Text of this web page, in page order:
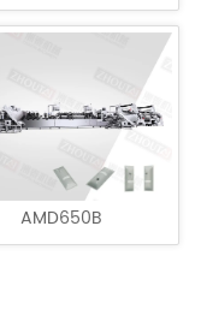
AMD650B